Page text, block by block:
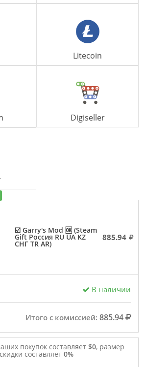
Litecoin
Digiseller
☑️ Garry's Mod 🆗 (Steam
Gift Россия RU UA KZ
СНГ TR AR)
885.94
В наличии
Итого с комиссией: 885.94
покупок составляет $0, размер
скидки составляет 0%